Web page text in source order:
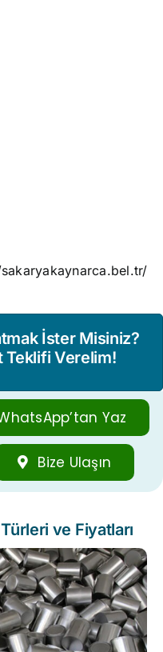
İster Misiniz?
Teklifi Verelim!
Yaz
Bize Ulaşın
Türleri ve Fiyatları